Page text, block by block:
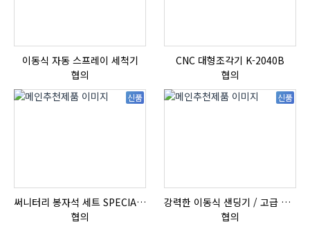
이동식 자동 스프레이 세척기
협의
CNC 대형조각기 K-2040B
협의
신품
써니터리 봉자석 세트 SPECIAL , 봉자석 , 자석봉 , 호퍼용자석 , 전자석
협의
신품
강력한 이동식 샌딩기 / 고급 이태리 IBIX샌드블라스터
협의